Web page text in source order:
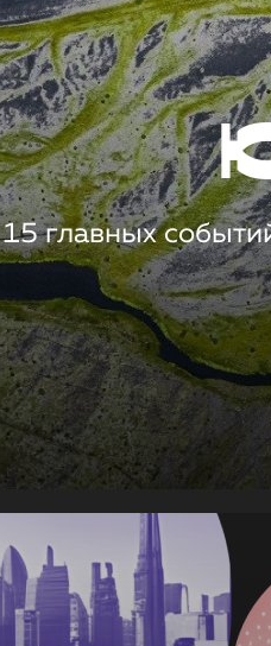
15 главных